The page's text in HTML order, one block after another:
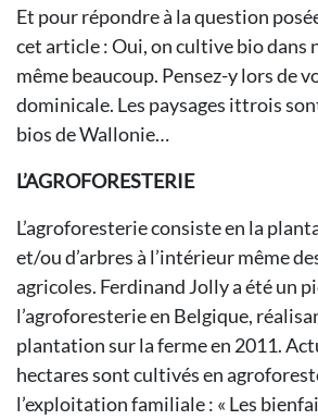
Et pour répondre à la question
cet article : Oui, on cultive bio dans
même beaucoup. Pensez-y lors de
dominicale. Les paysages ittrois
bios de Wallonie…
L’AGROFORESTERIE
L’agroforesterie consiste en la
et/ou d’arbres à l’intérieur même
agricoles. Ferdinand Jolly a été un
l’agroforesterie en Belgique,
plantation sur la ferme en 2011.
hectares sont cultivés en
l’exploitation familiale : « Les